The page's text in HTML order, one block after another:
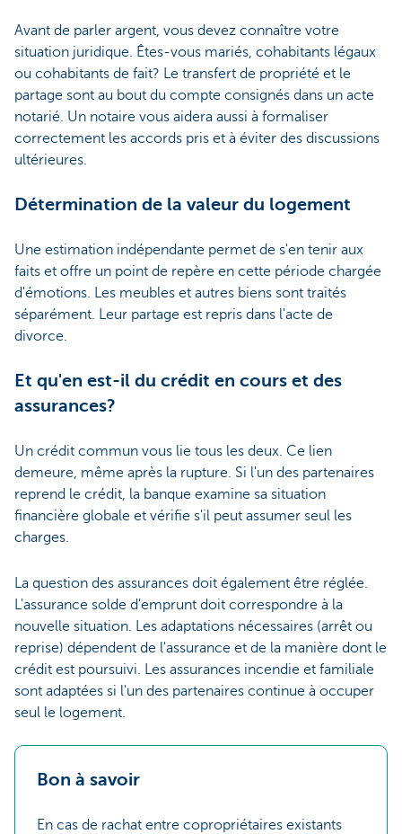
Avant de parler argent, vous devez connaître votre
situation juridique. Êtes-vous mariés, cohabitants légaux
ou cohabitants de fait? Le transfert de propriété et le
partage sont au bout du compte consignés dans un acte
notarié. Un notaire vous aidera aussi à formaliser
correctement les accords pris et à éviter des discussions
ultérieures.
Détermination de la valeur du logement
Une estimation indépendante permet de s'en tenir aux
faits et offre un point de repère en cette période chargée
d'émotions. Les meubles et autres biens sont traités
séparément. Leur partage est repris dans l'acte de
divorce.
Et qu'en est-il du crédit en cours et des
assurances?
Un crédit commun vous lie tous les deux. Ce lien
demeure, même après la rupture. Si l'un des partenaires
reprend le crédit, la banque examine sa situation
financière globale et vérifie s'il peut assumer seul les
charges.
La question des assurances doit également être réglée.
L'assurance solde d'emprunt doit correspondre à la
nouvelle situation. Les adaptations nécessaires (arrêt ou
reprise) dépendent de l'assurance et de la manière dont le
crédit est poursuivi. Les assurances incendie et familiale
sont adaptées si l'un des partenaires continue à occuper
seul le logement.
Bon à savoir
En cas de rachat entre copropriétaires existants